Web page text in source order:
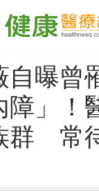
自曝曾
障」！
群 常